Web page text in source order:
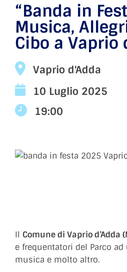
“Banda in
Musica,
Cibo a Vaprio
Vaprio d'Adda
10 Luglio 2025
19:00
Il Comune di Vaprio d’Adda
e frequentatori del Parco
musica e molto altro.